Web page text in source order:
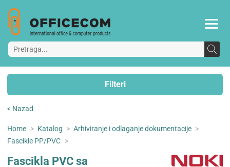
Filteri
< Nazad
Home > Katalog > Arhiviranje i odlaganje dokumentacije >
Fascikle PP/PVC >
Fascikla PVC sa